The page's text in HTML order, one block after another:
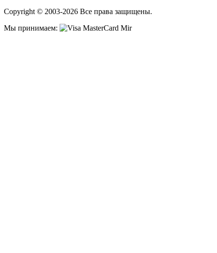
Copyright © 2003-2026 Все права защищены.
Мы принимаем: